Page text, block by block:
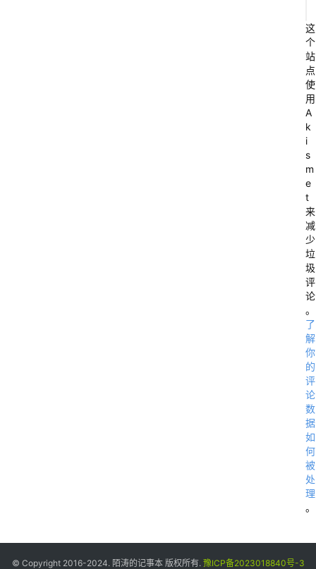
这
个
站
点
使
用
A
k
i
s
m
e
t
来
减
少
垃
圾
评
论
。
了
解
你
的
评
论
数
据
如
何
被
处
理
。
© Copyright 2016-2024. 陌涛的记事本 版权所有. 豫ICP备2023018840号-3